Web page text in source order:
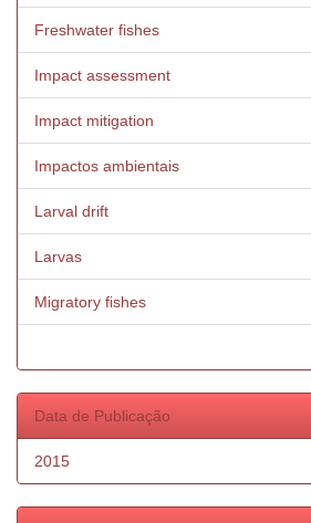
Freshwater fishes
Impact assessment
Impact mitigation
Impactos ambientais
Larval drift
Larvas
Migratory fishes
Data de Publicação
2015